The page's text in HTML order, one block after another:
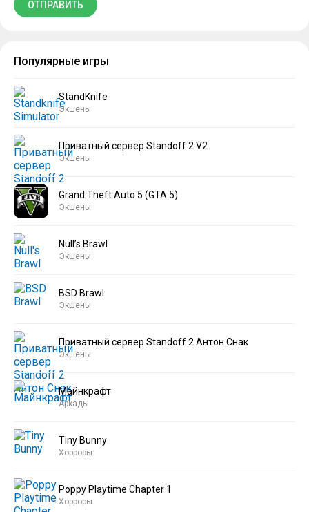
Популярные игры
StandKnife
Экшены
Приватный сервер Standoff 2 V2
Экшены
Grand Theft Auto 5 (GTA 5)
Экшены
Null’s Brawl
Экшены
BSD Brawl
Экшены
Приватный сервер Standoff 2 Антон Снак
Экшены
Майнкрафт
Аркады
Tiny Bunny
Хорроры
Poppy Playtime Chapter 1
Хорроры